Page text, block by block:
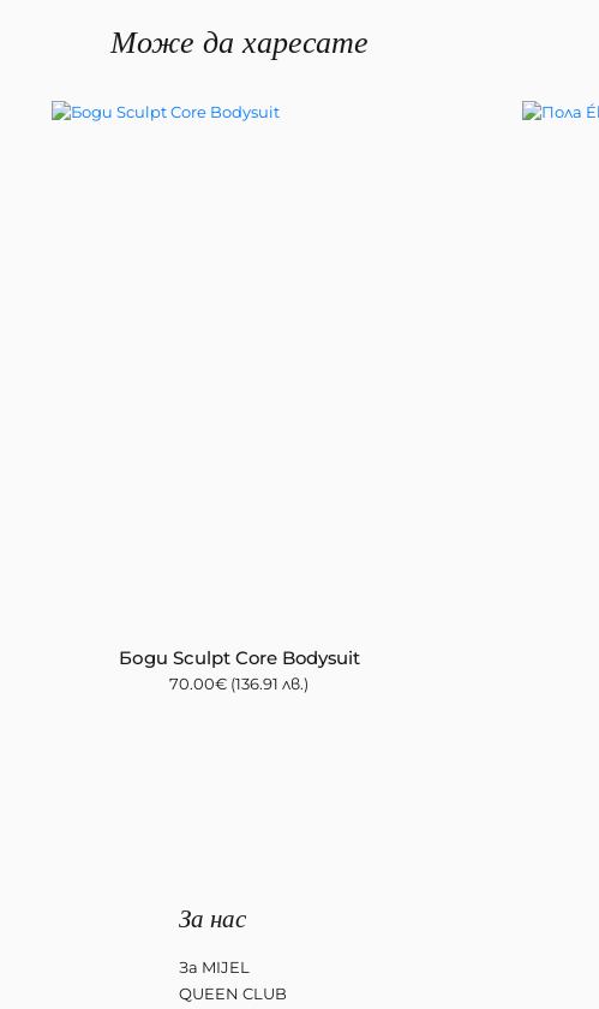
Може да харесате
Боди Sculpt Core Bodysuit
70.00€ (136.91 лв.)
За нас
За MIJEL
QUEEN CLUB